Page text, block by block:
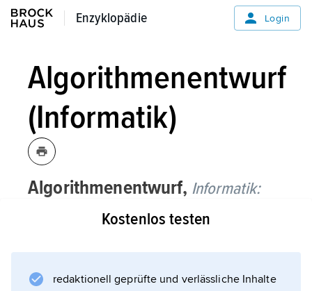
Enzyklopädie
Enzyklopädie Login
Algorithmenentwurf
(Informatik)
Algorithmenentwurf, Informatik:
wesentlicher Schritt bei der numerischen
Komplexitätstheorie
Kostenlos testen
redaktionell geprüfte und verlässliche Inhalte